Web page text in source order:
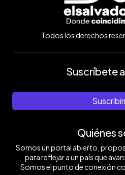
Todos los derechos
Suscríbete
Quiénes
Somos un portal abierto,
para reflejar a un país que
Somos el punto de conexión